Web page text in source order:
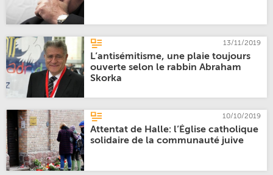
13/11/2019
L’antisémitisme, une plaie toujours
ouverte selon le rabbin Abraham
Skorka
10/10/2019
Attentat de Halle: l’Église catholique
solidaire de la communauté juive